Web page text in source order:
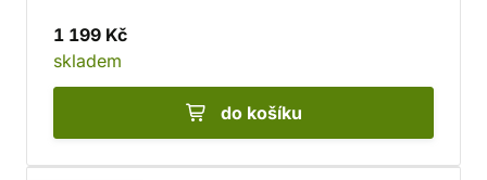
1 199 Kč
skladem
do košíku